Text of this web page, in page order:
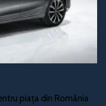
piața din România